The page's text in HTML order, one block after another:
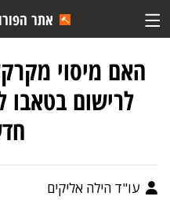
אתר
האם מיסוי
לרישום בטאבו
עו"ד הילה אליקים